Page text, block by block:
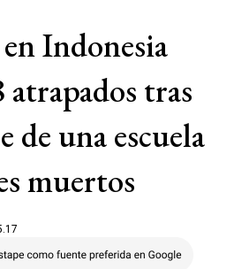
Indonesia
atrapados tras
de una escuela
muertos